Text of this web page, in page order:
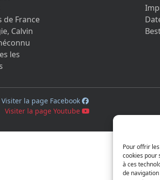
Pour offrir
cookies pour
à ces
de
de France
Calvin
les
Visiter la page Facebook
Visiter la page Youtube